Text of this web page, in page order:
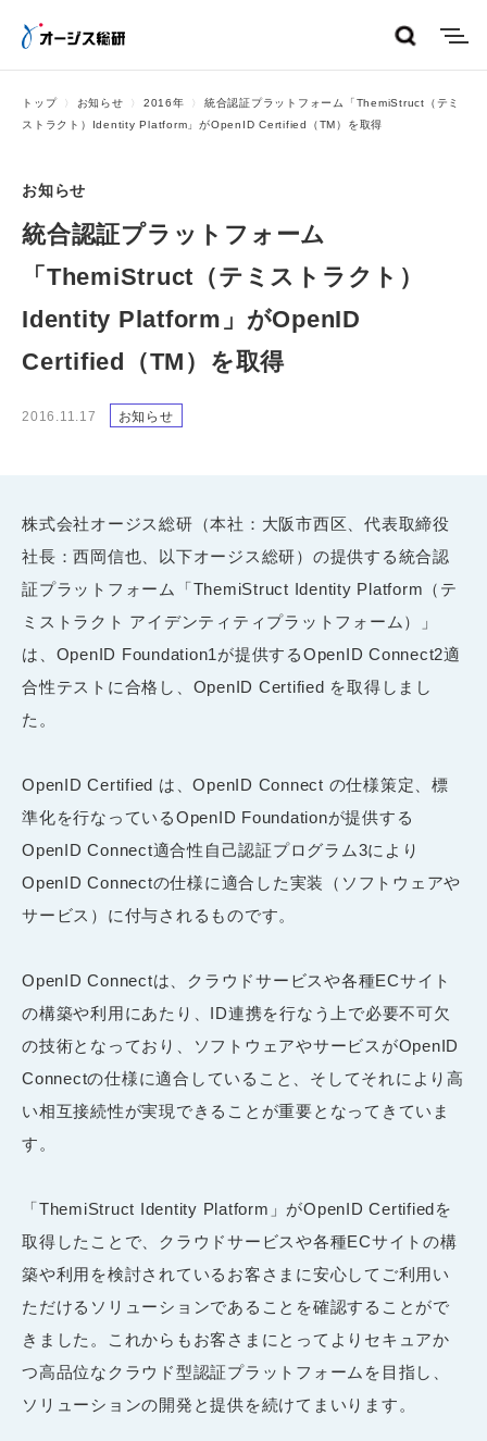
トップ お知らせ 2016年
統合認証プラットフォーム「ThemiStruct（テミ
ストラクト）Identity Platform」がOpenID Certified（TM）を取得
お知らせ
統合認証プラットフォーム
「ThemiStruct（テミストラクト）
Identity Platform」がOpenID
Certified（TM）を取得
2016.11.17 お知らせ
株式会社オージス総研（本社：大阪市西区、代表取締役
社長：西岡信也、以下オージス総研）の提供する統合認
証プラットフォーム「ThemiStruct Identity Platform（テ
ミストラクト アイデンティティプラットフォーム）」
は、OpenID Foundation1が提供するOpenID Connect2適
合性テストに合格し、OpenID Certified を取得しまし
た。
OpenID Certified は、OpenID Connect の仕様策定、標
準化を行なっているOpenID Foundationが提供する
OpenID Connect適合性自己認証プログラム3により
OpenID Connectの仕様に適合した実装（ソフトウェアや
サービス）に付与されるものです。
OpenID Connectは、クラウドサービスや各種ECサイト
の構築や利用にあたり、ID連携を行なう上で必要不可欠
の技術となっており、ソフトウェアやサービスがOpenID
Connectの仕様に適合していること、そしてそれにより高
い相互接続性が実現できることが重要となってきていま
す。
「ThemiStruct Identity Platform」がOpenID Certifiedを
取得したことで、クラウドサービスや各種ECサイトの構
築や利用を検討されているお客さまに安心してご利用い
ただけるソリューションであることを確認することがで
きました。これからもお客さまにとってよりセキュアか
つ高品位なクラウド型認証プラットフォームを目指し、
ソリューションの開発と提供を続けてまいります。